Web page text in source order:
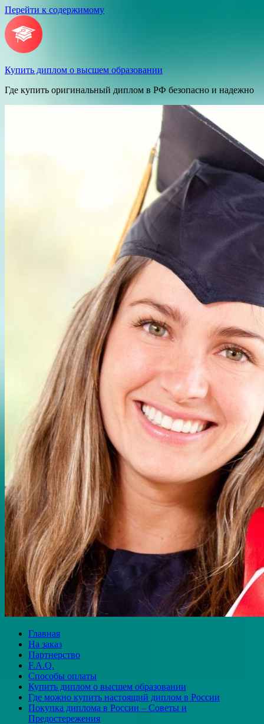
Перейти к содержимому
Купить диплом о высшем образовании
Где купить оригинальный диплом в РФ безопасно и надежно
Главная
На заказ
Партнерство
F.A.Q.
Способы оплаты
Купить диплом о высшем образовании
Где можно купить настоящий диплом в России
Покупка диплома в России – Советы и
Предостережения